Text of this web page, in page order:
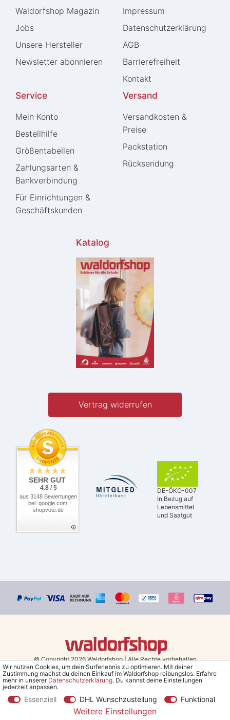
Waldorfshop Magazin
Jobs
Unsere Hersteller
Newsletter abonnieren
Impressum
Daten­schutz­erklärung
AGB
Barrierefreiheit
Kontakt
Service
Mein Konto
Bestellhilfe
Größentabellen
Zahlungsarten &
Bankverbindung
Für Einrichtungen &
Geschäftskunden
Versand
Versandkosten &
Preise
Packstation
Rücksendung
Katalog
Vertrag widerrufen
SEHR GUT
4.8 / 5
aus 3148 Bewertungen
bei: google.com,
shopvote.de
DE-ÖKO-007
In Bezug auf
Lebensmittel
und Saatgut
© Copyright 2026 Waldorfshop|Alle Rechte vorbehalten.
Bestellungen mit Prio Versand bis 13 Uhr, garantierter Versand am
*Kostenlose Lieferung in Deutschland und Österreich ab 79 €.(gilt
nur für Sparversand - ausgenommen Sperrgut und Speditionsware)
Wir nutzen Cookies, um dein Surferlebnis zu optimieren. Mit deiner
Zustimmung machst du deinen Einkauf im Waldorfshop reibungslos. Erfahre
mehr in unserer Daten­schutz­erklärung. Du kannst deine Einstellungen
jederzeit anpassen.
Essenziell DHL Wunschzustellung Funktional
Weitere Einstellungen